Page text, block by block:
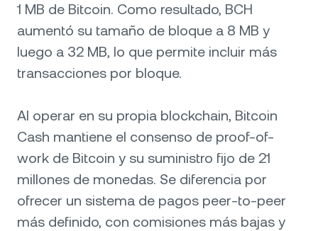
1 MB de Bitcoin. Como resultado, BCH
aumentó su tamaño de bloque a 8 MB y
luego a 32 MB, lo que permite incluir más
transacciones por bloque.
Al operar en su propia blockchain, Bitcoin
Cash mantiene el consenso de proof-of-
work de Bitcoin y su suministro fijo de 21
millones de monedas. Se diferencia por
ofrecer un sistema de pagos peer-to-peer
más definido, con comisiones más bajas y